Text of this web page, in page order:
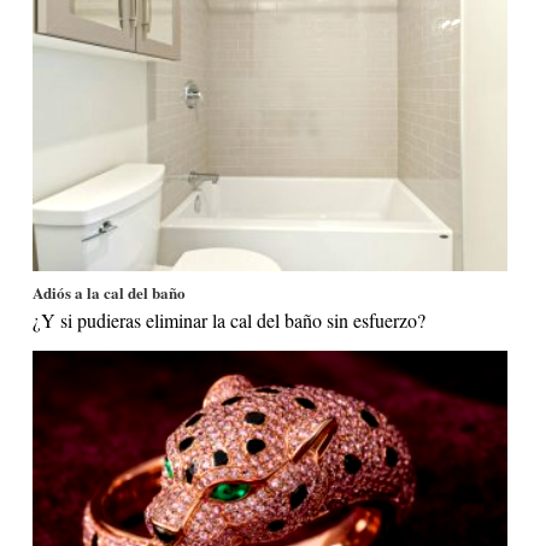
Adiós a la cal del baño
¿Y si pudieras eliminar la cal del baño sin esfuerzo?